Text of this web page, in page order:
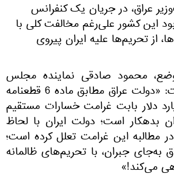
عراق، در جریان یک کنفرانس
این کشور علی‌رغم مخالفت کلی با
از تحریم‌ها علیه ایران پیروی
محمود صادقی نماینده مجلس
ایران در توییتی نوشت: «دولت عراق مطابق ماده 6 قطعنامه
دلار بابت غرامت خسارات مستقیم
بدهکار است؛ دولت ایران با لحاظ
مطالبه این غرامت تعلل کرده است؛
به‌جای جبران، با تحریم‌های ظالمانه
می‌کند!»